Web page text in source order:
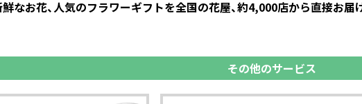
なお花、人気のフラワーギフトを全国の花屋、約4,000店から直接お届
その他のサービス